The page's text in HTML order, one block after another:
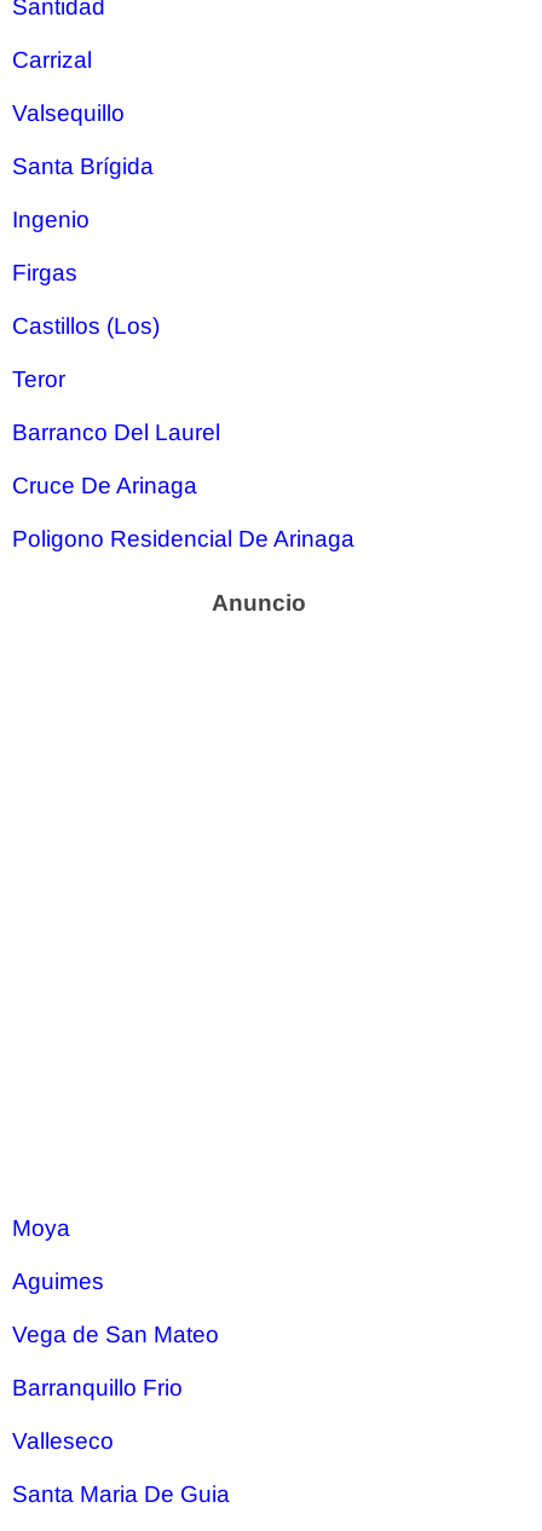
Santidad
Carrizal
Valsequillo
Santa Brígida
Ingenio
Firgas
Castillos (Los)
Teror
Barranco Del Laurel
Cruce De Arinaga
Poligono Residencial De Arinaga
Moya
Aguimes
Vega de San Mateo
Barranquillo Frio
Valleseco
Santa Maria De Guia